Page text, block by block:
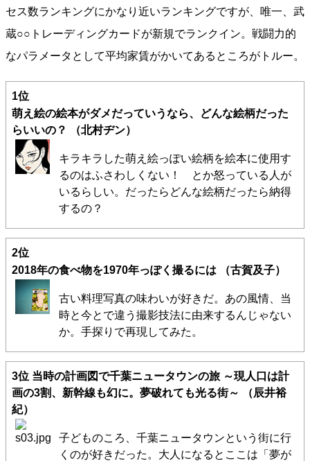
セス数ランキングにかなり近いランキングですが、唯一、武
蔵○○トレーディングカードが新規でランクイン。戦闘力的
なパラメータとして平均家賃がかいてあるところがトルー。
1位
萌え絵の絵本がダメだっていうなら、どんな絵柄だった
らいいの？
（北村ヂン）
キラキラした萌え絵っぽい絵柄を絵本に使用す
るのはふさわしくない！ とか怒っている人が
いるらしい。だったらどんな絵柄だったら納得
するの？
2位
2018年の食べ物を1970年っぽく撮るには
（古賀及子）
古い料理写真の味わいが好きだ。あの風情、当
時と今とで違う撮影技法に由来するんじゃない
か。手探りで再現してみた。
3位 当時の計画図で千葉ニュータウンの旅 ～現人口は計
画の3割、新幹線も幻に。夢破れても光る街～
（辰井裕
紀）
子どものころ、千葉ニュータウンという街に行
くのが好きだった。大人になるとここは「夢が